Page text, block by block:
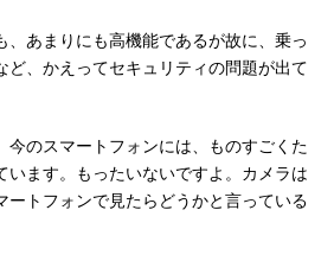
あまりにも高機能であるが故に、乗っ
ど、かえってセキュリティの問題が出て
のスマートフォンには、ものすごくた
います。もったいないですよ。カメラは
ートフォンで見たらどうかと言っている